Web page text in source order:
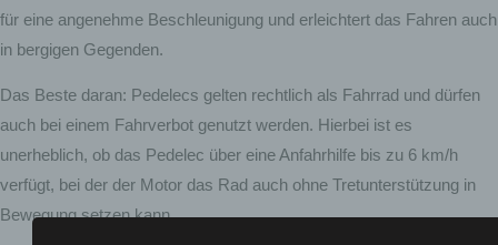
für eine angenehme Beschleunigung und erleichtert das Fahren auch
in bergigen Gegenden.
Das Beste daran: Pedelecs gelten rechtlich als Fahrrad und dürfen
auch bei einem Fahrverbot genutzt werden. Hierbei ist es
unerheblich, ob das Pedelec über eine Anfahrhilfe bis zu 6 km/h
verfügt, bei der der Motor das Rad auch ohne Tretunterstützung in
Bewegung setzen kann.